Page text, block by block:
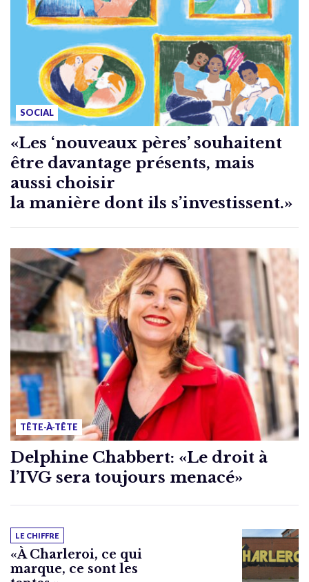
SOCIAL
«Les ‘nouveaux pères’ souhaitent
être davantage présents, mais
aussi choisir
la manière dont ils s’investissent.»
TÊTE-À-TÊTE
Delphine Chabbert: «Le droit à
l’IVG sera toujours menacé»
LE CHIFFRE
«À Charleroi, ce qui
marque, ce sont les